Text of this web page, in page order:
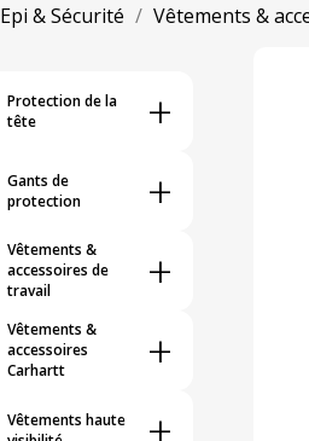
Epi & Sécurité Vêtements &
Protection de la
tête
+
Gants de
protection
+
Vêtements &
accessoires de
travail
+
Vêtements &
accessoires
Carhartt
+
Vêtements haute